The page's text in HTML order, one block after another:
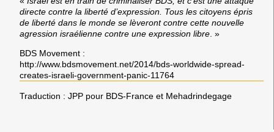
directe contre la liberté d’expression. Tous les citoyens épris
de liberté dans le monde se lèveront contre cette nouvelle
agression israélienne contre une expression libre . »
BDS Movement :
http://www.bdsmovement.net/2014/bds-worldwide-spread-
creates-israeli-government-panic-11764
Traduction : JPP pour BDS-France et Mehadrindegage